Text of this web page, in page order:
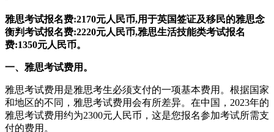
雅思考试报名费:2170元人民币,用于英国签证及移民的雅思念
衡判考试报名费:2220元人民币,雅思生活技能类考试报名
费:1350元人民币。
一、雅思考试费用。
雅思考试费用是雅思考生必须支付的一项基本费用。根据国家
和地区的不同，雅思考试费用会有所差异。在中国，2023年的
雅思考试费用约为2300元人民币，这是您报名参加考试所需支
付的费用。